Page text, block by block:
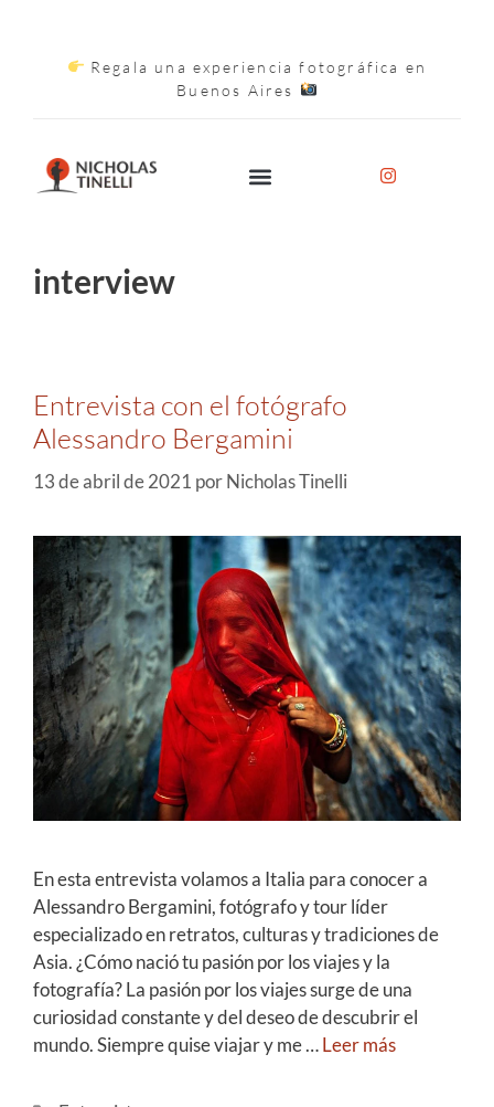
Regala una experiencia fotográfica en
Buenos Aires
interview
Entrevista con el fotógrafo
Alessandro Bergamini
13 de abril de 2021 porNicholas Tinelli
En esta entrevista volamos a Italia para conocer a
Alessandro Bergamini, fotógrafo y tour líder
especializado en retratos, culturas y tradiciones de
Asia. ¿Cómo nació tu pasión por los viajes y la
fotografía? La pasión por los viajes surge de una
curiosidad constante y del deseo de descubrir el
mundo. Siempre quise viajar y me …Leer más